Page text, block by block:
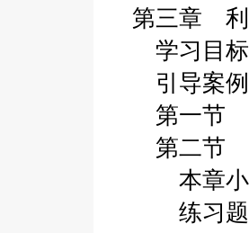
第三章 利
学习目标
引导案例
第一节
第二节
本章小
练习题